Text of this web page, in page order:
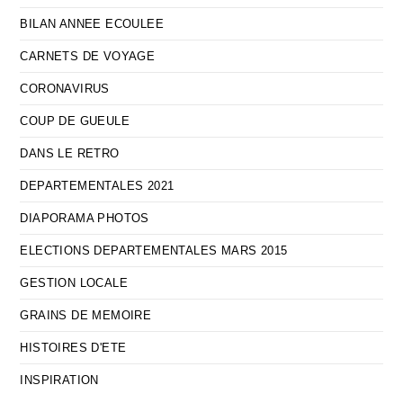
BILAN ANNEE ECOULEE
CARNETS DE VOYAGE
CORONAVIRUS
COUP DE GUEULE
DANS LE RETRO
DEPARTEMENTALES 2021
DIAPORAMA PHOTOS
ELECTIONS DEPARTEMENTALES MARS 2015
GESTION LOCALE
GRAINS DE MEMOIRE
HISTOIRES D'ETE
INSPIRATION